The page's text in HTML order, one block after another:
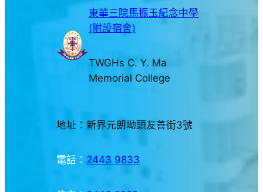
東華三院馬振玉紀念中學
(附設宿舍)
TWGHs C. Y. Ma
Memorial College
地址：新界元朗坳頭友善街3號
電話： 2443 9833